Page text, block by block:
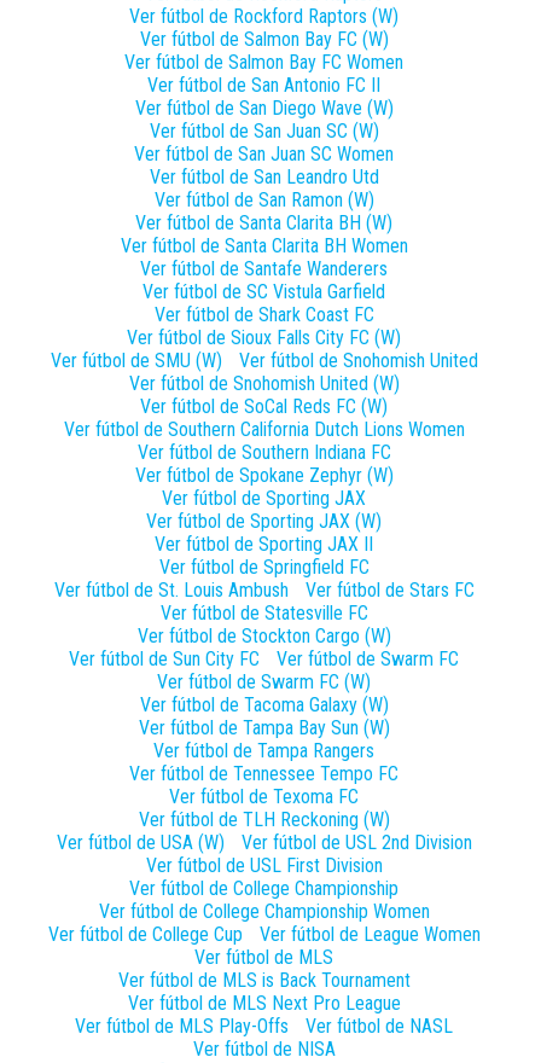
Ver fútbol de Rockford Raptors (W)
Ver fútbol de Salmon Bay FC (W)
Ver fútbol deSalmon Bay FC Women
Ver fútbol deSan Antonio FC II
Ver fútbol de San Diego Wave (W)
Ver fútbol de San Juan SC (W)
Ver fútbol deSan Juan SC Women
Ver fútbol de San Leandro Utd
Ver fútbol de San Ramon (W)
Ver fútbol deSanta Clarita BH (W)
Ver fútbol de Santa Clarita BH Women
Ver fútbol deSantafe Wanderers
Ver fútbol deSC Vistula Garfield
Ver fútbol de Shark Coast FC
Ver fútbol deSioux Falls City FC (W)
Ver fútbol de SMU (W) Ver fútbol de Snohomish United
Ver fútbol de Snohomish United (W)
Ver fútbol deSoCal Reds FC (W)
Ver fútbol de Southern California Dutch Lions Women
Ver fútbol de Southern Indiana FC
Ver fútbol de Spokane Zephyr (W)
Ver fútbol deSporting JAX
Ver fútbol deSporting JAX (W)
Ver fútbol deSporting JAX II
Ver fútbol de Springfield FC
Ver fútbol de St. Louis Ambush Ver fútbol de Stars FC
Ver fútbol de Statesville FC
Ver fútbol de Stockton Cargo (W)
Ver fútbol deSun City FC Ver fútbol deSwarm FC
Ver fútbol deSwarm FC (W)
Ver fútbol de Tacoma Galaxy (W)
Ver fútbol de Tampa Bay Sun (W)
Ver fútbol deTampa Rangers
Ver fútbol deTennessee Tempo FC
Ver fútbol deTexoma FC
Ver fútbol de TLH Reckoning (W)
Ver fútbol de USA (W) Ver fútbol de USL 2nd Division
Ver fútbol de USL First Division
Ver fútbol deCollege Championship
Ver fútbol de College Championship Women
Ver fútbol de College Cup Ver fútbol de League Women
Ver fútbol de MLS
Ver fútbol de MLS is Back Tournament
Ver fútbol de MLS Next Pro League
Ver fútbol de MLS Play-Offs Ver fútbol de NASL
Ver fútbol de NISA